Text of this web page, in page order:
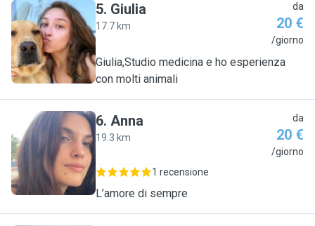
G
5. Giulia
17.7 km
da
20 €
/giorno
Giulia,Studio medicina e ho esperienza
con molti animali
A
6. Anna
19.3 km
da
20 €
/giorno
1 recensione
L’amore di sempre